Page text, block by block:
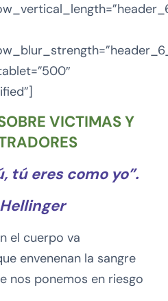
VICTIMAS Y
tú eres como yo”.
el cuerpo va
envenenan la sangre
nos ponemos en riesgo